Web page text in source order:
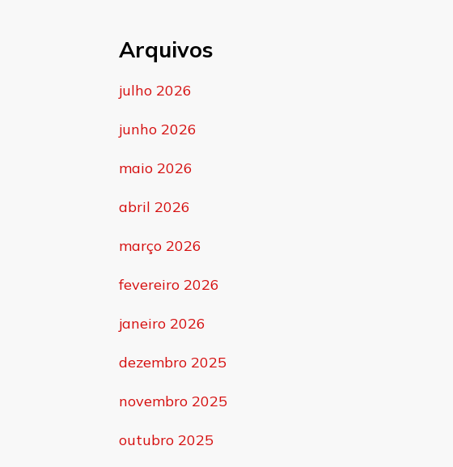
Arquivos
julho 2026
junho 2026
maio 2026
abril 2026
março 2026
fevereiro 2026
janeiro 2026
dezembro 2025
novembro 2025
outubro 2025